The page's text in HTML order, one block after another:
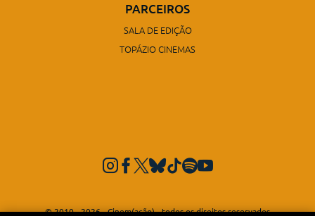
PARCEIROS
SALA DE EDIÇÃO
TOPÁZIO CINEMAS
© 2010 - 2026 - Cinem(ação) - todos os direitos reservados